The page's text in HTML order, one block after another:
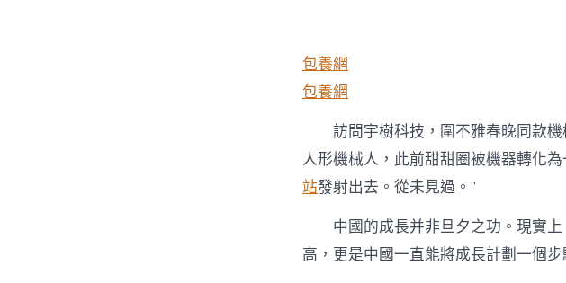
包養網
包養網
訪問宇樹科技，圍不雅春晚同款
人形機械人，此前甜甜圈被機器轉化
站發射出去。從未見過。”
中國的成長并非旦夕之功。現實上
高，更是中國一直能將成長計劃一個步